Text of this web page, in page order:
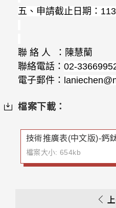
五、申請截止日期： 113
聯 絡 人
：陳慧蘭
聯絡電話： 02-
電子郵件：
檔案下載：
技術推廣表(中文版)-鈣
檔案大小: 654kb